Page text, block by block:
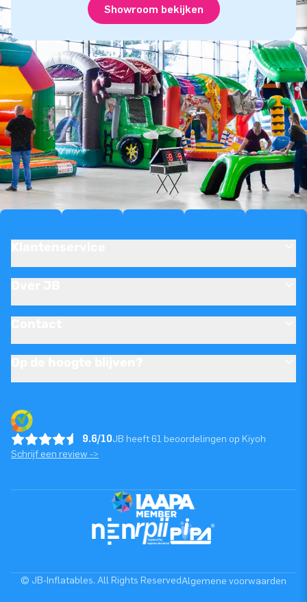
Showroom bekijken
9.6/10JB heeft 61 beoordelingen op Kiyoh
Schrijf een review ->
© JB-Inflatables. All Rights ReservedAlgemene voorwaarden